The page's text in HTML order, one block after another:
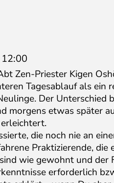
Zen-Priester Kigen
Tagesablauf als ein
Der Unterschied
morgens etwas später
die noch nie an
Praktizierende, die
wie gewohnt und der
erforderlich